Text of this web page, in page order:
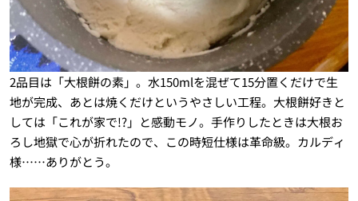
2品目は「大根餅の素」。水150mlを混ぜて15分置くだけで生
地が完成、あとは焼くだけというやさしい工程。大根餅好きと
しては「これが家で!?」と感動モノ。手作りしたときは大根お
ろし地獄で心が折れたので、この時短仕様は革命級。カルディ
様……ありがとう。